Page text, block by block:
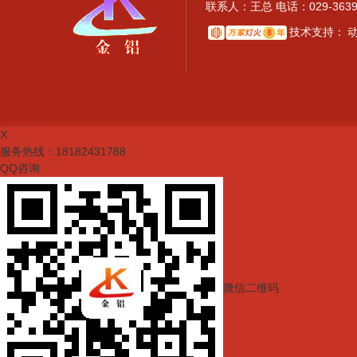
联系人：王总 电话：029-
技术支持：
X
服务热线： 18182431788
QQ咨询
微信二维码